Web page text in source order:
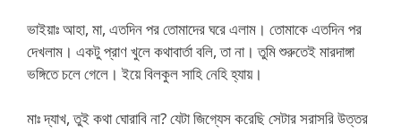
ভাইয়াঃ আহা, মা, এতদিন পর তোমাদের ঘরে এলাম। তোমাকে এতদিন পর
দেখলাম। একটু প্রাণ খুলে কথাবার্তা বলি, তা না। তুমি শুরুতেই মারদাঙ্গা
ভঙ্গিতে চলে গেলে। ইয়ে বিলকুল সাহি নেহি হ্যায়।
মাঃ দ্যাখ, তুই কথা ঘোরাবি না? যেটা জিগ্যেস করেছি সেটার সরাসরি উত্তর